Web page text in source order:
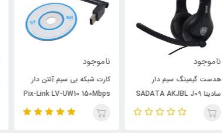
ناموجود
هدست گیمینگ سیم دار
سادیتا SADATA AKJBL J09
ناموجود
کارت شبکه بی سیم آنتن دار
Pix-Link LV-UW10 150Mbps